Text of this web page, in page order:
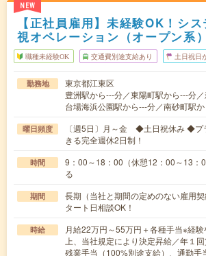
NEW
【正社員雇用】未経験OK！シ
視オペレーション（オープン系）
職種未経験OK 交通費別途支給あり 土日祝日
勤務地
東京都江東区
豊洲駅から---分／東陽町駅から---分
台場海浜公園駅から---分／南砂町駅
曜日頻度
〔週5日〕月～金 ◆土日祝休み ◆プ
きる完全週休2日制！
時間
9：00～18：00（休憩12：00～13：
る
期間
長期（当社と期間の定めのない雇用
タート日相談OK！
時給
月給22万円～55万円＋各種手当※経
上、当社規定により決定昇給／年１
残業手当（100%別途支給）、通勤手